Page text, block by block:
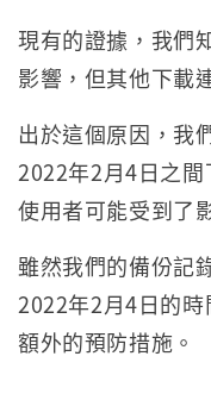
現有的證據，我們
影響，但其他下載
出於這個原因，我
2022年2月4日之
使用者可能受到了
雖然我們的備份記
2022年2月4日的
額外的預防措施。